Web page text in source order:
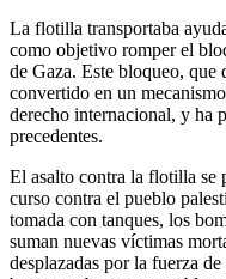
La flotilla transportaba
como objetivo romper el
de Gaza. Este bloqueo, que
convertido en un
derecho internacional, y ha
precedentes.
El asalto contra la flotilla se
curso contra el pueblo
tomada con tanques, los
suman nuevas víctimas
desplazadas por la fuerza